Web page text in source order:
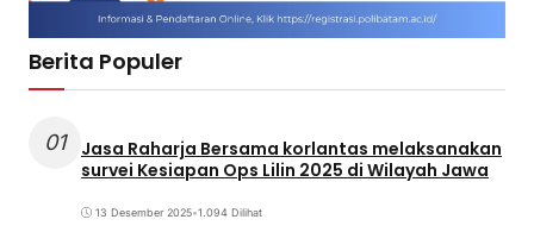
Berita Populer
01
Jasa Raharja Bersama korlantas melaksanakan
survei Kesiapan Ops Lilin 2025 di Wilayah Jawa
13 Desember 2025•1.094 Dilihat